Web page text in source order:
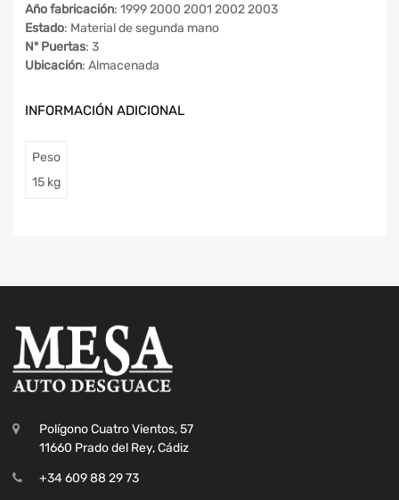
Año fabricación: 1999 2000 2001 2002 2003
Estado: Material de segunda mano
Nº Puertas: 3
Ubicación: Almacenada
INFORMACIÓN ADICIONAL
Peso
15 kg
Polígono Cuatro Vientos, 57
11660 Prado del Rey, Cádiz
+34 609 88 29 73